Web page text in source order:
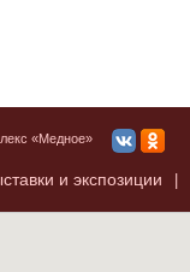
«Медное»
и экспозиции